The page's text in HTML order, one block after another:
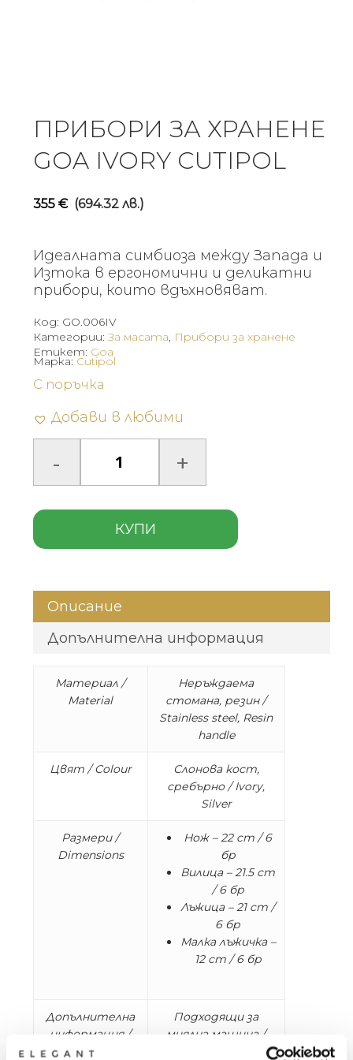
ПРИБОРИ ЗА ХРАНЕНЕ
GOA IVORY CUTIPOL
355 € (694.32 лв.)
Идеалната симбиоза между Запада и
Изтока в ергономични и деликатни
прибори, които вдъхновяват.
Код: GO.006IV
Категории:За масата, Прибори за хранене
Етикет: Goa
С поръчка
Добави в любими
КУПИ
Марка: Cutipol
Описание
Допълнителна информация
Материал /
Material
Неръждаема
стомана, резин /
Stainless steel, Resin
handle
Цвят / Colour
Слонова кост,
сребърно / Ivory,
Silver
Размери /
Dimensions
Нож – 22 cm / 6
бр
Вилица – 21.5 cm
/ 6 бр
Лъжица – 21 cm /
6 бр
Малка лъжичка –
12 cm / 6 бр
Допълнителна
информация /
Additional
Подходящи за
миялна машина /